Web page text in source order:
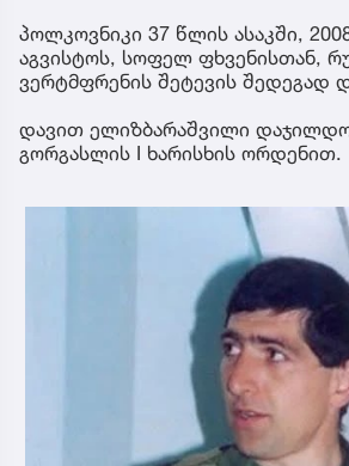
პოლკოვნიკი 37 წლის ასაკში,
აგვისტოს, სოფელ ფხვენისთან,
ვერტმფრენის შეტევის შედეგად
დავით ელიზბარაშვილი
გორგასლის I ხარისხის ორდენით.